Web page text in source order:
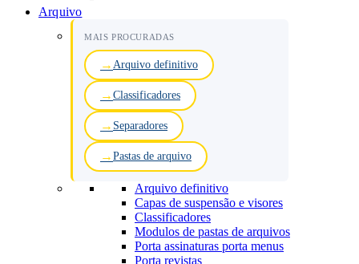
Arquivo
MAIS PROCURADAS
Arquivo definitivo
Classificadores
Separadores
Pastas de arquivo
Arquivo definitivo
Capas de suspensão e visores
Classificadores
Modulos de pastas de arquivos
Porta assinaturas porta menus
Porta revistas